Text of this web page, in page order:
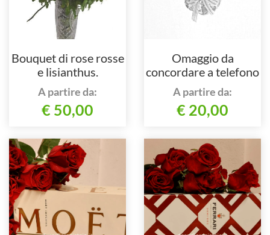
Bouquet di rose rosse
e lisianthus.
A partire da:
€ 50,00
Omaggio da
concordare a telefono
al nostro numero
A partire da:
€ 20,00